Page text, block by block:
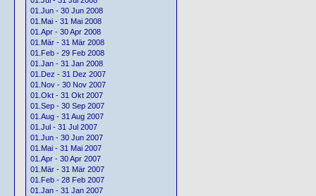
01.Jun - 30 Jun 2008
01.Mai - 31 Mai 2008
01.Apr - 30 Apr 2008
01.Mär - 31 Mär 2008
01.Feb - 29 Feb 2008
01.Jan - 31 Jan 2008
01.Dez - 31 Dez 2007
01.Nov - 30 Nov 2007
01.Okt - 31 Okt 2007
01.Sep - 30 Sep 2007
01.Aug - 31 Aug 2007
01.Jul - 31 Jul 2007
01.Jun - 30 Jun 2007
01.Mai - 31 Mai 2007
01.Apr - 30 Apr 2007
01.Mär - 31 Mär 2007
01.Feb - 28 Feb 2007
01.Jan - 31 Jan 2007